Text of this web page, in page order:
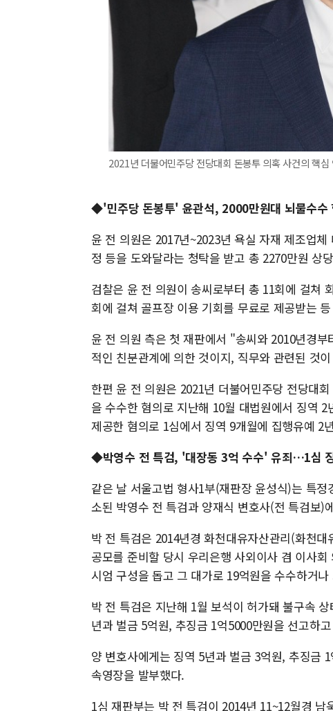
2021년 더불어민주당 전당대회 돈봉투 의혹 사건의 핵
◆'민주당 돈봉투' 윤관석, 2000만원대 뇌물수수
윤 전 의원은 2017년~2023년 욕실 자재 제조업
정 등을 도와달라는 청탁을 받고 총 2270만원 상
검찰은 윤 전 의원이 송씨로부터 총 11회에 걸쳐
회에 걸쳐 골프장 이용 기회를 무료로 제공받는
윤 전 의원 측은 첫 재판에서 "송씨와 2010년경
적인 친분관계에 의한 것이지, 직무와 관련된 것
한편 윤 전 의원은 2021년 더불어민주당 전당대
을 수수한 혐의로 지난해 10월 대법원에서 징역
제공한 혐의로 1심에서 징역 9개월에 집행유예 2
◆박영수 전 특검, '대장동 3억 수수' 유죄…1심
같은 날 서울고법 형사1부(재판장 윤성식)는 특
소된 박영수 전 특검과 양재식 변호사(전 특검보)
박 전 특검은 2014년경 화천대유자산관리(화천
공모를 준비할 당시 우리은행 사외이사 겸 이사
시엄 구성을 돕고 그 대가로 19억원을 수수하거
박 전 특검은 지난해 1월 보석이 허가돼 불구속
년과 벌금 5억원, 추징금 1억5000만원을 선고하
양 변호사에게는 징역 5년과 벌금 3억원, 추징금
속영장을 발부했다.
1심 재판부는 박 전 특검이 2014년 11~12월경